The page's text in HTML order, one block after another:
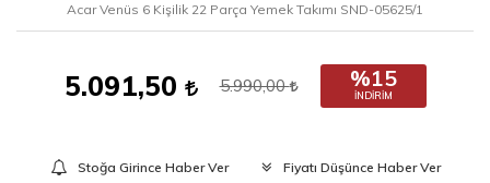
Acar Venüs 6 Kişilik 22 Parça Yemek Takımı SND-05625/1
5.091,50 5.990,00 %15
İNDIRIM
Stoğa Girince Haber Ver Fiyatı Düşünce Haber Ver